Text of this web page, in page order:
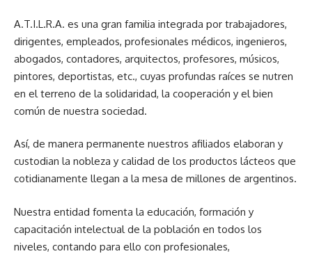
A.T.I.L.R.A. es una gran familia integrada por trabajadores,
dirigentes, empleados, profesionales médicos, ingenieros,
abogados, contadores, arquitectos, profesores, músicos,
pintores, deportistas, etc., cuyas profundas raíces se nutren
en el terreno de la solidaridad, la cooperación y el bien
común de nuestra sociedad.
Así, de manera permanente nuestros afiliados elaboran y
custodian la nobleza y calidad de los productos lácteos que
cotidianamente llegan a la mesa de millones de argentinos.
Nuestra entidad fomenta la educación, formación y
capacitación intelectual de la población en todos los
niveles, contando para ello con profesionales,